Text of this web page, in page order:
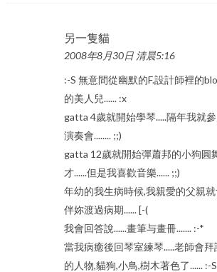
另一隻貓
2008年8月30日 清晨5:16
:-S 無意間從幽默的F.設計師裡的
的美人兒...... :x
gatta 4歲就開始學琴.....隔年我就
演奏會........ ;;)
gatta 12歲就開始彈蕭邦的小狗圓
才......但是我喜歡音樂...... ;;)
年幼的我生病時候,我親愛的父親
伴妳渡過病期...... [-(
我會回答說......畫筆与畫冊....... :-*
當我病癒後回琴室練琴.....老師會
的人物,貓狗,小鳥,樹木著色了...... :-S